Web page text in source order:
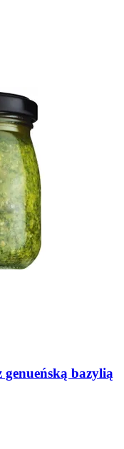
genueńską bazylią